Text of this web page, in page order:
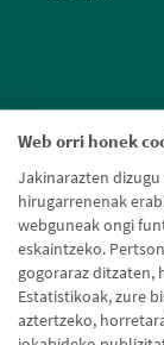
Web orri honek
Jakinarazten
hirugarrenenak
webguneak ongi
eskaintzeko.
gogoraraz ditzaten,
Estatistikoak, zure
aztertzeko,